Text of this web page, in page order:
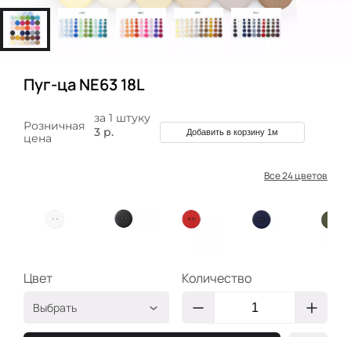
Пуг-ца NE63 18L
за 1 штуку
Розничная
цена
3 р. Добавить в корзину 1м
Все 24 цветов
Цвет
Выбрать
Белый
ПКР-NE63-18-01
Количество